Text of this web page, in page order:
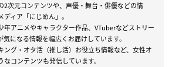
2次元コンテンツや、声優・舞台・俳優などの情
ィア「にじめん」。
年アニメやキャラクター作品、VTuberなどストリー
になる情報を幅広くお届けしています。
ング・オタ活（推し活）お役立ち情報など、女性オ
コンテンツも発信しています。